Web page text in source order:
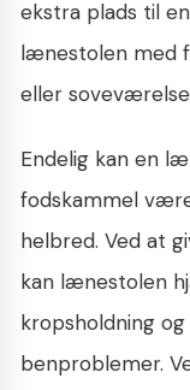
ekstra plads til
lænestolen med
eller
Endelig kan en
fodskammel
helbred. Ved at
kan lænestolen
kropsholdning
benproblemer.